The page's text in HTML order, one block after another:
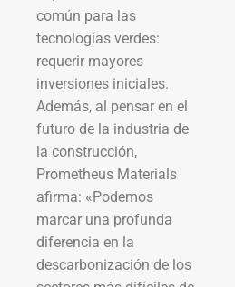
común para las
tecnologías verdes:
requerir mayores
inversiones iniciales.
Además, al pensar en el
futuro de la industria de
la construcción,
Prometheus Materials
afirma: «Podemos
marcar una profunda
diferencia en la
descarbonización de los